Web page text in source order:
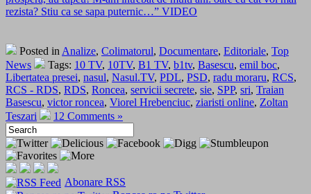
rezista? Stiu ca se sapa puternic…” VIDEO
Posted in Analize, Colimatorul, Documentare, Editoriale, Top
News
Tags: 10 TV, 10TV, B1 TV, b1tv, Basescu, emil boc,
Libertatea presei, nasul, Nasul.TV, PDL, PSD, radu moraru, RCS,
RCS - RDS, RDS, Roncea, servicii secrete, sie, SPP, sri, Traian
Basescu, victor roncea, Viorel Hrebenciuc, ziaristi online, Zoltan
Teszari
12 Comments »
Abonare RSS